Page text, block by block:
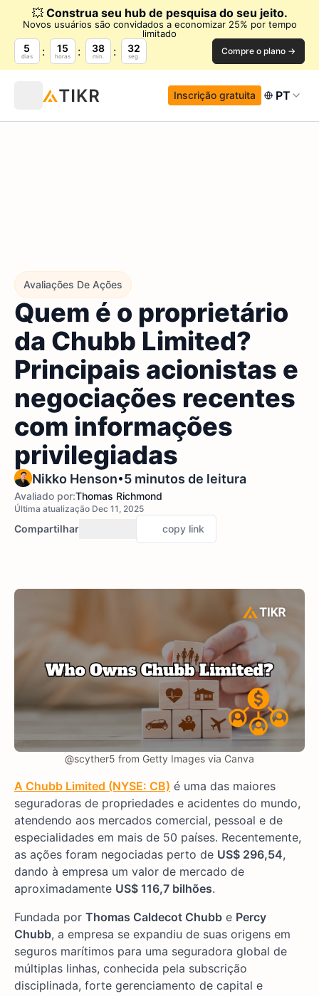
💥 Construa seu hub de pesquisa do seu jeito.
Novos usuários são convidados a economizar 25% por tempo
limitado
5
dias
15
horas
38
min.
31
seg. Compre o plano →
Inscrição gratuita PT
Avaliações De Ações
Quem é o proprietário
da Chubb Limited?
Principais acionistas e
negociações recentes
com informações
privilegiadas
Nikko Henson•5 minutos de leitura
Avaliado por:Thomas Richmond
Última atualização Dec 11, 2025
Compartilhar copy link
@scyther5 from Getty Images via Canva
A Chubb Limited (NYSE: CB) é uma das maiores
seguradoras de propriedades e acidentes do mundo,
atendendo aos mercados comercial, pessoal e de
especialidades em mais de 50 países. Recentemente,
as ações foram negociadas perto de US$ 296,54,
dando à empresa um valor de mercado de
aproximadamente US$ 116,7 bilhões.
Fundada por Thomas Caldecot Chubb e Percy
Chubb, a empresa se expandiu de suas origens em
seguros marítimos para uma seguradora global de
múltiplas linhas, conhecida pela subscrição
disciplinada, forte gerenciamento de capital e